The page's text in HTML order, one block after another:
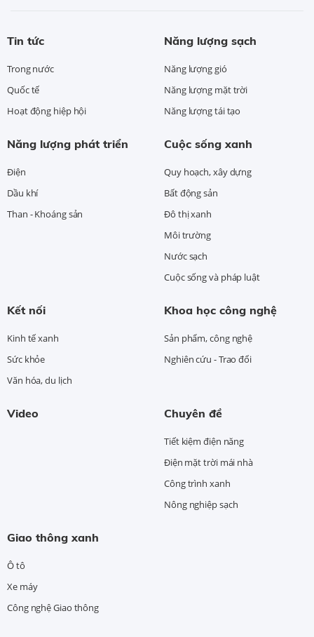
Tin tức
Trong nước
Quốc tế
Hoạt động hiệp hội
Năng lượng sạch
Năng lượng gió
Năng lượng mặt trời
Năng lượng tái tạo
Năng lượng phát triển
Điện
Dầu khí
Than - Khoáng sản
Cuộc sống xanh
Quy hoạch, xây dựng
Bất động sản
Đô thị xanh
Môi trường
Nước sạch
Cuộc sống và pháp luật
Kết nối
Kinh tế xanh
Sức khỏe
Văn hóa, du lịch
Khoa học công nghệ
Sản phẩm, công nghệ
Nghiên cứu - Trao đổi
Video Chuyên đề
Tiết kiệm điện năng
Điện mặt trời mái nhà
Công trình xanh
Nông nghiệp sạch
Giao thông xanh
Ô tô
Xe máy
Công nghệ Giao thông